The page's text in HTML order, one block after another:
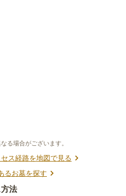
る場合がございます。
ス経路を地図で見る
るお墓を探す
法